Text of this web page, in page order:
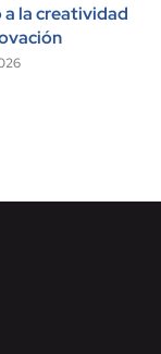
a la creatividad